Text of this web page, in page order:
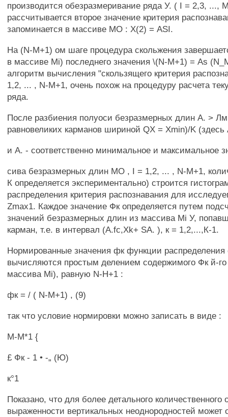
производится обезразмеривание ряда У. ( I = 2,3, ...,
рассчитывается второе значение критерия
запоминается в массиве МО : Х(2) = ASI.
На (N-M+1) ом шаге процедура скольжения
в массиве Mi) последнего значения \(N-M+1) = As
алгоритм вычисления "скользящего критерия
1,2, ... , N-M+1, очень похож на процедуру расчета
ряда.
После разбиения полуоси безразмерных длин А. >
равновеликих карманов шириной QX = Xmin)/K (здесь
и А. - соответственно минимальное и максимальное
сива безразмерных длин МО , I = 1,2, ... , N-M+1,
К определяется экспериментально) строится
распределения критерия распознавания для
Zmax1. Каждое значение Фк определяется путем
значений безразмерных длин из массива Mi У,
карман, т.е. в интервал (A.fc,Xk+ SA. ), к = 1,2,...,К-1.
Нормированные значения фк функции
вычисляются простым делением содержимого Фк й-
массива Mi), равную N-H+1 :
фк = / ( N-M+1) , (9)
так что условие нормировки можно записать в виде :
М-М*1 {
£ Фк - 1 • -„ (Ю)
к°1
Показано, что для более детального количественного
выраженности вертикальных неоднородностей может